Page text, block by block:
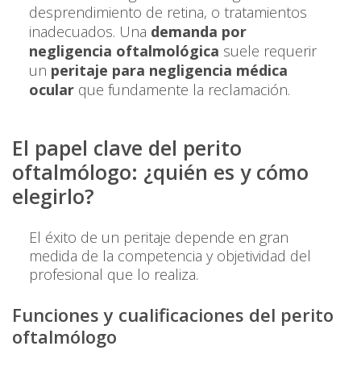
desprendimiento de retina, o tratamientos
inadecuados. Una demanda por
negligencia oftalmológica suele requerir
un peritaje para negligencia médica
ocularque fundamente la reclamación.
El papel clave del perito
oftalmólogo: ¿quién es y cómo
elegirlo?
El éxito de un peritaje depende en gran
medida de la competencia y objetividad del
profesional que lo realiza.
Funciones y cualificaciones del perito
oftalmólogo